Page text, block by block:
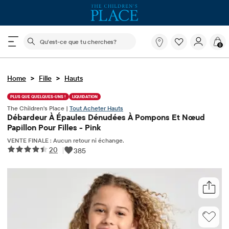
Le champ de recherche ci-dessous filtre les
Qu'est-
que
0
Home > Fille > Hauts
PLUS QUE QUELQUES-UNS ! LIQUIDATION
The Children's Place | Tout Acheter Hauts
Débardeur À Épaules Dénudées À Pompons Et Nœud
Papillon Pour Filles - Pink
VENTE FINALE : Aucun retour ni échange.
20 | 385